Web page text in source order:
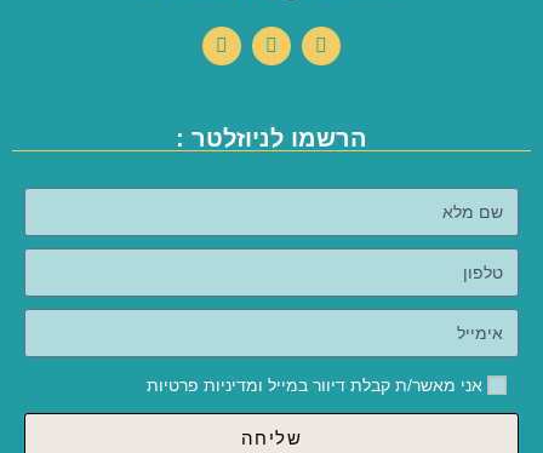
הרשמו לניוזלטר :
אני מאשר/ת קבלת דיוור במייל ומדיניות פרטיות
שליחה